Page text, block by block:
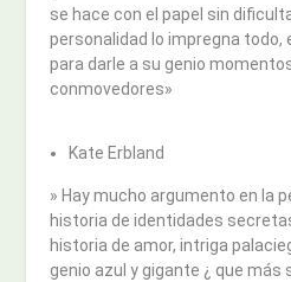
se hace con el papel sin
personalidad lo impregna todo,
para darle a su genio
conmovedores»
Kate Erbland
» Hay mucho argumento en la
historia de identidades
historia de amor, intriga
genio azul y gigante ¿ que más